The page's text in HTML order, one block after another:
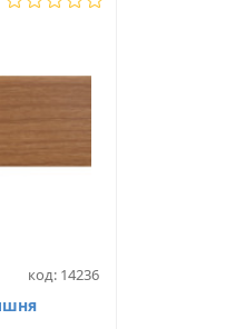
код: 14236